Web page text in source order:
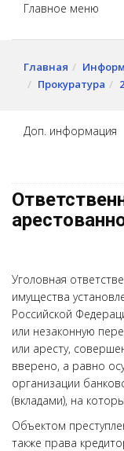
Главное меню
Главная
Прокуратура
Доп. информация
Уголовная
имущества
Российской
или незаконную
или аресту,
вверено, а равно
организации
(вкладами), на
Объектом
также права